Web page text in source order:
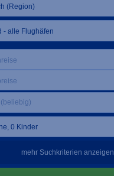
- alle Flughäfen
mehr Suchkriterien anzeigen